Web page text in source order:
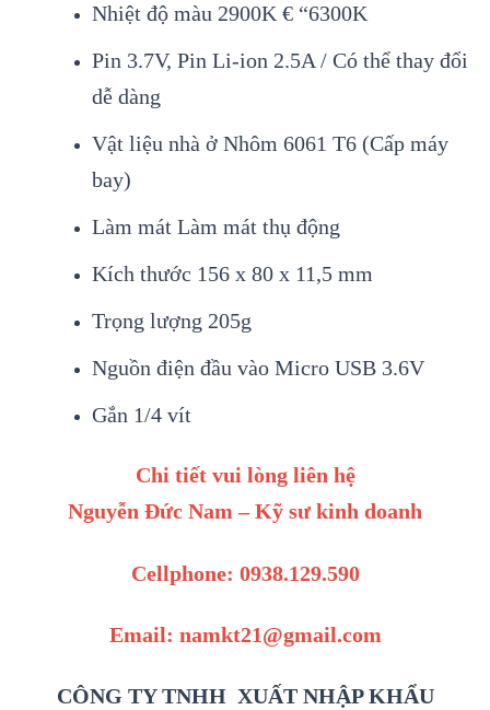
Nhiệt độ màu 2900K € “6300K
Pin 3.7V, Pin Li-ion 2.5A / Có thể thay đổi
dễ dàng
Vật liệu nhà ở Nhôm 6061 T6 (Cấp máy
bay)
Làm mát Làm mát thụ động
Kích thước 156 x 80 x 11,5 mm
Trọng lượng 205g
Nguồn điện đầu vào Micro USB 3.6V
Gắn 1/4 vít
Chi tiết vui lòng liên hệ
Nguyễn Đức Nam – Kỹ sư kinh doanh
Cellphone: 0938.129.590
Email: namkt21@gmail.com
CÔNG TY TNHH XUẤT NHẬP KHẨU